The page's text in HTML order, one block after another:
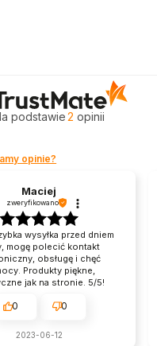
podstawie2 opinii
opinie?
Maciej
zweryfikowano
wysyłka przed dniem
mogę polecić kontakt
obsługę i chęć
Produkty piękne,
jak na stronie. 5/5!
0 0
2023-06-12